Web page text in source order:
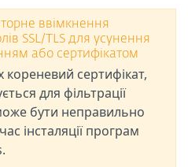
ввімкнення
SSL/TLS для усунення
або сертифікатом
кореневий сертифікат,
для фільтрації
бути неправильно
інсталяції програм